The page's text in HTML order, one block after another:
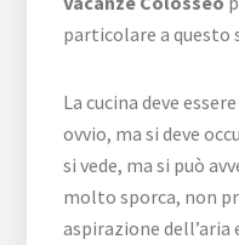
particolare a questo
La cucina deve
ovvio, ma si deve
si vede, ma si può
molto sporca, non
aspirazione dell’aria